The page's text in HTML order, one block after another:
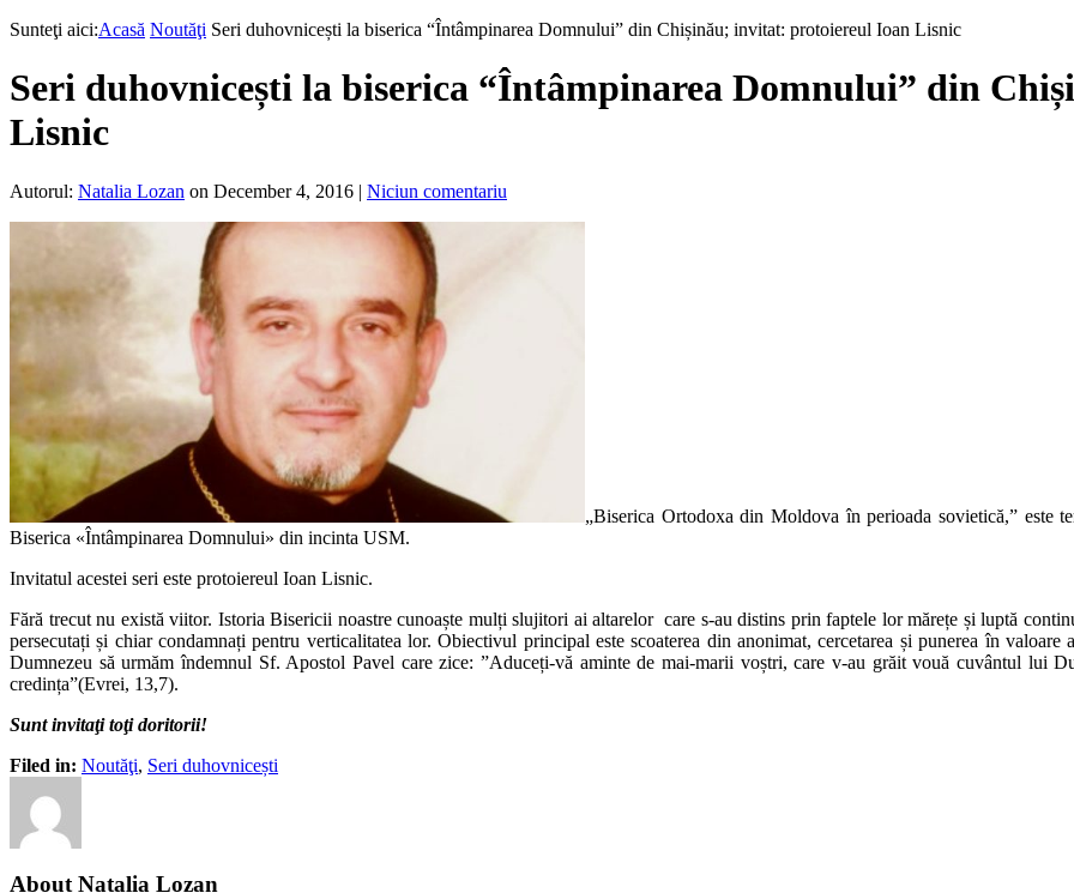
Sunteţi aici:Acasă Noutăţi Seri duhovnicești la biserica “Întâmpinarea Domnului” din Chișinău; invitat: protoiereul Ioan Lisnic
Seri duhovnicești la biserica “Întâmpinarea Domnului” din
Lisnic
Autorul: Natalia Lozan on December 4, 2016 | Niciun comentariu
„Biserica Ortodoxa din Moldova în perioada sovietică,” este
Biserica «Întâmpinarea Domnului» din incinta USM.
Invitatul acestei seri este protoiereul Ioan Lisnic.
Fără trecut nu există viitor. Istoria Bisericii noastre cunoaște mulți slujitori ai altarelor care s-au distins prin faptele lor mărețe și luptă
persecutați și chiar condamnați pentru verticalitatea lor. Obiectivul principal este scoaterea din anonimat, cercetarea și punerea în
Dumnezeu să urmăm îndemnul Sf. Apostol Pavel care zice: ”Aduceți-vă aminte de mai-marii voștri, care v-au grăit vouă cuvântul lui
credința”(Evrei, 13,7).
Sunt invitaţi toţi doritorii!
Filed in: Noutăţi, Seri duhovnicești
About Natalia Lozan